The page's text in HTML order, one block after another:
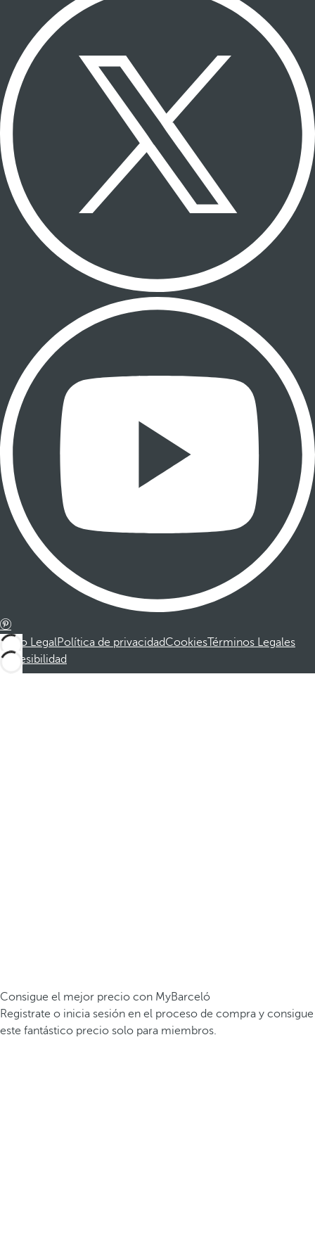
Aviso LegalPolítica de privacidadCookiesTérminos Legales
Accesibilidad
Consigue el mejor precio con MyBarceló
Registrate o inicia sesión en el proceso de compra y consigue
este fantástico precio solo para miembros.